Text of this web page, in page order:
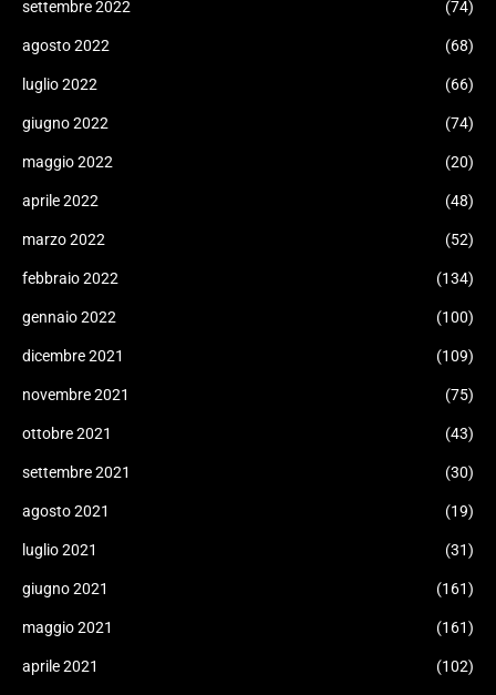
settembre 2022 (74)
agosto 2022 (68)
luglio 2022 (66)
giugno 2022 (74)
maggio 2022 (20)
aprile 2022 (48)
marzo 2022 (52)
febbraio 2022 (134)
gennaio 2022 (100)
dicembre 2021 (109)
novembre 2021 (75)
ottobre 2021 (43)
settembre 2021 (30)
agosto 2021 (19)
luglio 2021 (31)
giugno 2021 (161)
maggio 2021 (161)
aprile 2021 (102)